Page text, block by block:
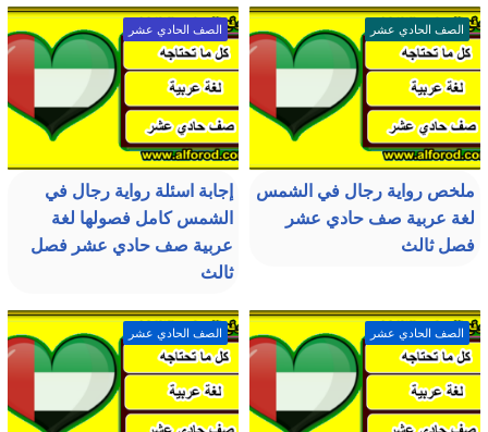
الصف الحادي عشر
ملخص رواية رجال في الشمس
لغة عربية صف حادي عشر
فصل ثالث
الصف الحادي عشر
إجابة اسئلة رواية رجال في
الشمس كامل فصولها لغة
عربية صف حادي عشر فصل
ثالث
الصف الحادي عشر الصف الحادي عشر